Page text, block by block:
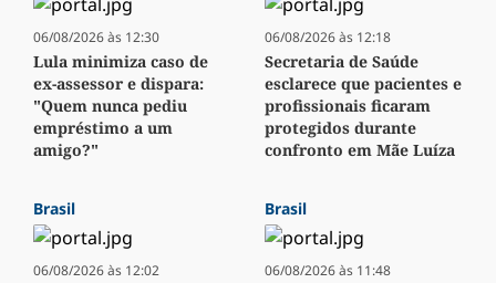
06/08/2026 às 12:30
Lula minimiza caso de
ex-assessor e dispara:
"Quem nunca pediu
empréstimo a um
amigo?"
06/08/2026 às 12:18
Secretaria de Saúde
esclarece que pacientes e
profissionais ficaram
protegidos durante
confronto em Mãe Luíza
Brasil
06/08/2026 às 12:02
Brasil
06/08/2026 às 11:48